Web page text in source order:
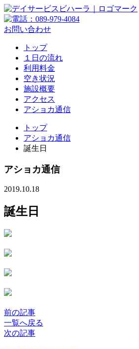
お問い合わせ
トップ
１日の流れ
利用料金
空き状況
施設概要
アクセス
アショカ通信
トップ
アショカ通信
誕生日
アショカ通信
2019.10.18
誕生日
前の記事
一覧へ戻る
次の記事